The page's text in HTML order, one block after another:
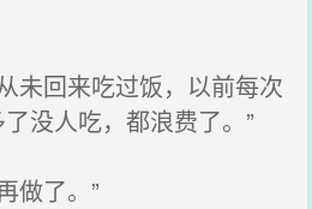
未回来吃过饭，以前每次
没人吃，都浪费了。”
做了。”